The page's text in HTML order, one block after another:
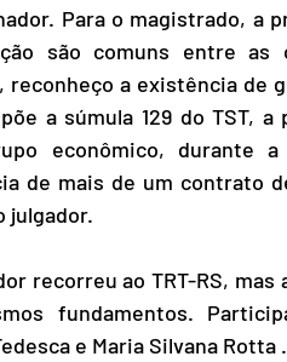
Para o magistrado, a
são comuns entre as
reconheço a existência de
a súmula 129 do TST,
econômico, durante
de mais de um contrato
julgador.
recorreu ao TRT-RS,
fundamentos.
e Maria Silvana Rotta .